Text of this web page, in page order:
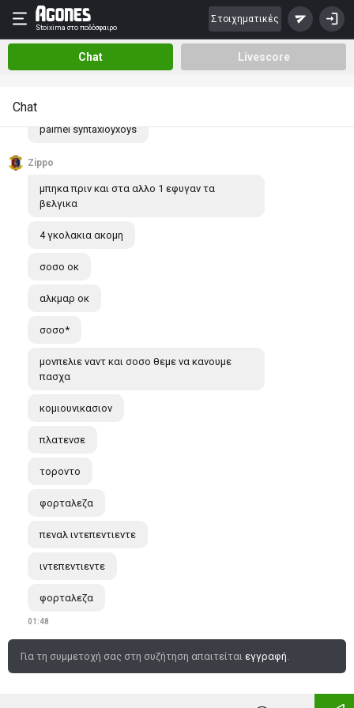
Stoixima στο ποδόσφαιρο
Στοιχηματικές
Chat Livescore
Chat
ωραιο πραμα η μπυρα
sifis
re o otamendi den barethike na paizei akoma
pairnei syntaxioyxoys
Zippo
μπηκα πριν και στα αλλο 1 εφυγαν τα
βελγικα
4 γκολακια ακομη
σοσο οκ
αλκμαρ οκ
σοσο*
μονπελιε ναντ και σοσο θεμε να κανουμε
πασχα
κομιουνικασιον
πλατενσε
τοροντο
φορταλεζα
πεναλ ιντεπεντιεντε
ιντεπεντιεντε
φορταλεζα
01:48
Για τη συμμετοχή σας στη συζήτηση απαιτείται εγγραφή.